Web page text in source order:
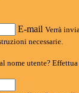
E-mail Verrà
necessarie.
nome utente?